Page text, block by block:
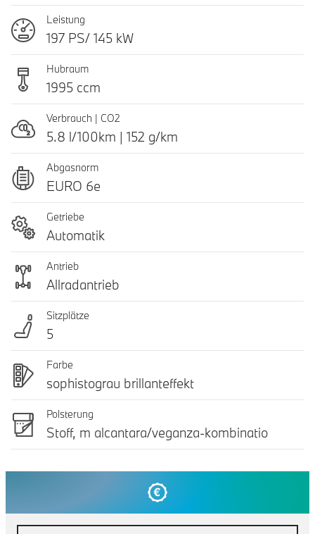
Leistung
197 PS/ 145 kW
Hubraum
1995 ccm
Verbrauch | CO2
5.8 l/100km | 152 g/km
Abgasnorm
EURO 6e
Getriebe
Automatik
Antrieb
Allradantrieb
Sitzplätze
5
Farbe
sophistograu brillanteffekt
Polsterung
Stoff, m alcantara/veganza-kombinatio